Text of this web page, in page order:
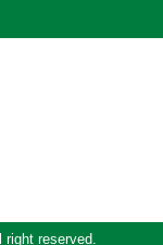
reserved.